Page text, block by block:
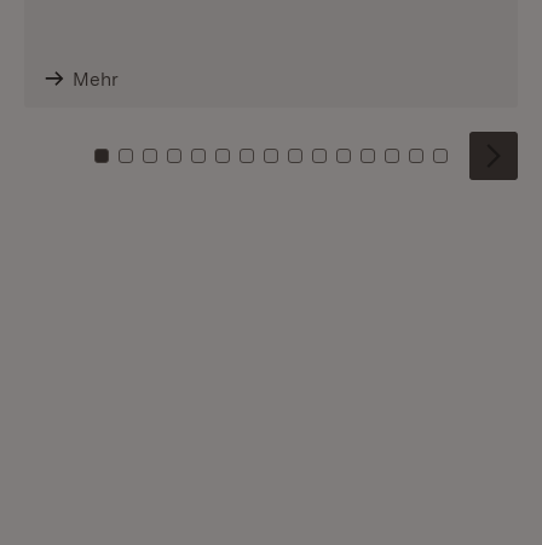
Mehr
Zu Kachel: 0
Zu Kachel: 1
Zu Kachel: 2
Zu Kachel: 3
Zu Kachel: 4
Zu Kachel: 5
Zu Kachel: 6
Zu Kachel: 7
Zu Kachel: 8
Zu Kachel: 9
Zu Kachel: 10
Zu Kachel: 11
Zu Kachel: 12
Zu Kachel:
Zu